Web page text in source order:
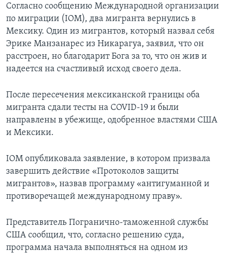
Согласно сообщению Международной организации
по миграции (IOM), два мигранта вернулись в
Мексику. Один из мигрантов, который назвал себя
Эрике Манзанарес из Никарагуа, заявил, что он
расстроен, но благодарит Бога за то, что он жив и
надеется на счастливый исход своего дела.
После пересечения мексиканской границы оба
мигранта сдали тесты на COVID-19 и были
направлены в убежище, одобренное властями США
и Мексики.
IOM опубликовала заявление, в котором призвала
завершить действие «Протоколов защиты
мигрантов», назвав программу «антигуманной и
противоречащей международному праву».
Представитель Погранично-таможенной службы
США сообщил, что, согласно решению суда,
программа начала выполняться на одном из